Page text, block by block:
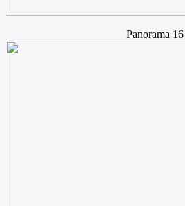
Panorama 16